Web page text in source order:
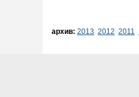
архив: 2013 2012 2011